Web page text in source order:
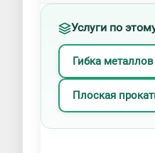
Услуги по
Гибка
Плоская